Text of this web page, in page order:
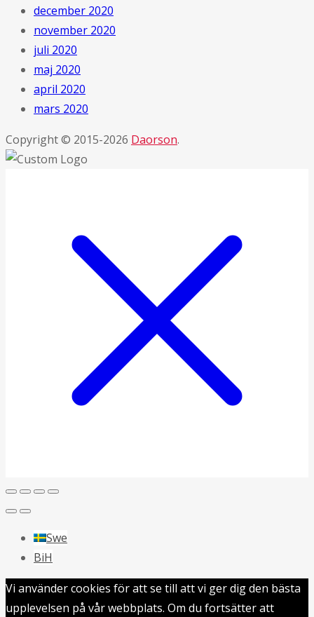
december 2020
november 2020
juli 2020
maj 2020
april 2020
mars 2020
Copyright © 2015-2026 Daorson.
Swe
BiH
Vi använder cookies för att se till att vi ger dig den bästa
upplevelsen på vår webbplats. Om du fortsätter att